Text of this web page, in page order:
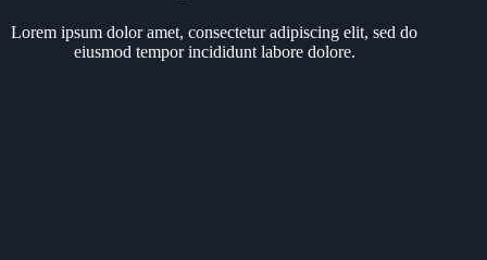
Lorem ipsum dolor amet, consectetur adipiscing elit, sed do
eiusmod tempor incididunt labore dolore.